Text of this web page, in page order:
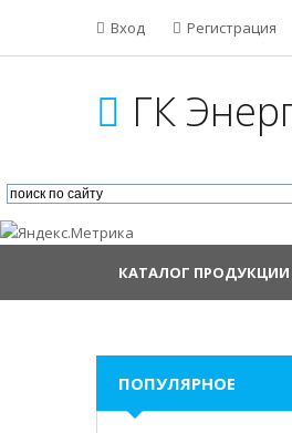
Вход Регистрация
ГК
КАТАЛОГ ПРОДУКЦИИ
ПОПУЛЯРНОЕ